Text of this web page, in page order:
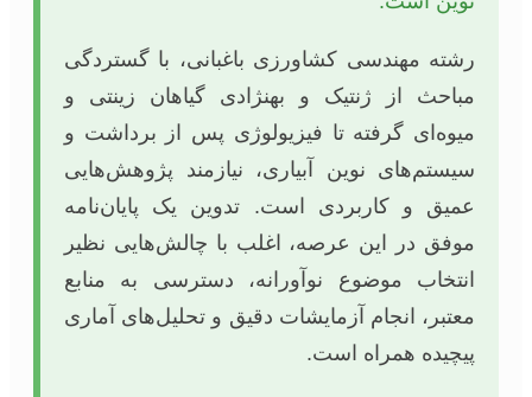
رشته مهندسی کشاورزی باغبانی، با گستردگی
مباحث از ژنتیک و بهنژادی گیاهان زینتی و
میوه‌ای گرفته تا فیزیولوژی پس از برداشت و
سیستم‌های نوین آبیاری، نیازمند پژوهش‌هایی
عمیق و کاربردی است. تدوین یک پایان‌نامه
موفق در این عرصه، اغلب با چالش‌هایی نظیر
انتخاب موضوع نوآورانه، دسترسی به منابع
معتبر، انجام آزمایشات دقیق و تحلیل‌های آماری
پیچیده همراه است.